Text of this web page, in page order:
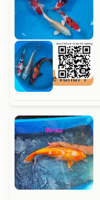
Bied mee vanaf 1